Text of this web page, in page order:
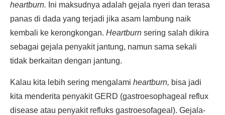
heartburn. Ini maksudnya adalah gejala nyeri dan terasa
panas di dada yang terjadi jika asam lambung naik
kembali ke kerongkongan. Heartburn sering salah dikira
sebagai gejala penyakit jantung, namun sama sekali
tidak berkaitan dengan jantung.
Kalau kita lebih sering mengalami heartburn, bisa jadi
kita menderita penyakit GERD (gastroesophageal reflux
disease atau penyakit refluks gastroesofageal). Gejala-